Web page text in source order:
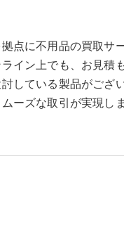
点に不用品の買取サ
イン上でも、お見積
している製品がござ
ーズな取引が実現し